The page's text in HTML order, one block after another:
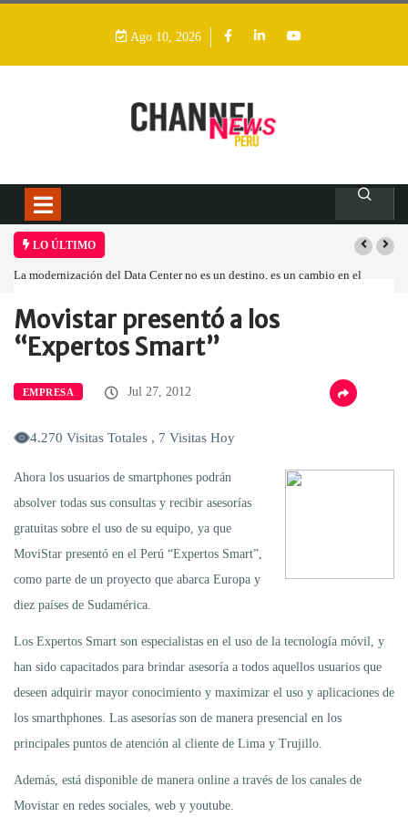
Ago 10, 2026
LO ÚLTIMO
La modernización del Data Center no es un destino, es un cambio en el
Home
Empresa Movistar presentó a…
Movistar presentó a los
“Expertos Smart”
EMPRESA Jul 27, 2012
4.270 Visitas Totales , 7 Visitas Hoy
Ahora los usuarios de smartphones podrán
absolver todas sus consultas y recibir asesorías
gratuitas sobre el uso de su equipo, ya que
MoviStar presentó en el Perú “Expertos Smart”,
como parte de un proyecto que abarca Europa y
diez países de Sudamérica.
Los Expertos Smart son especialistas en el uso de la tecnología móvil, y
han sido capacitados para brindar asesoría a todos aquellos usuarios que
deseen adquirir mayor conocimiento y maximizar el uso y aplicaciones de
los smarthphones. Las asesorías son de manera presencial en los
principales puntos de atención al cliente de Lima y Trujillo.
Además, está disponible de manera online a través de los canales de
Movistar en redes sociales, web y youtube.